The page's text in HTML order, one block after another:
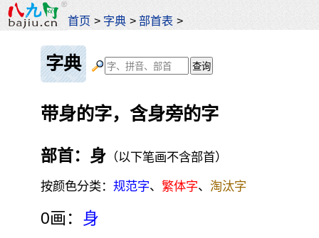
首页 > 字典 >部首表 >
字典
带身的字，含身旁的字
部首：身 （以下笔画不含部首）
按颜色分类：规范字、繁体字、淘汰字
0画： 身